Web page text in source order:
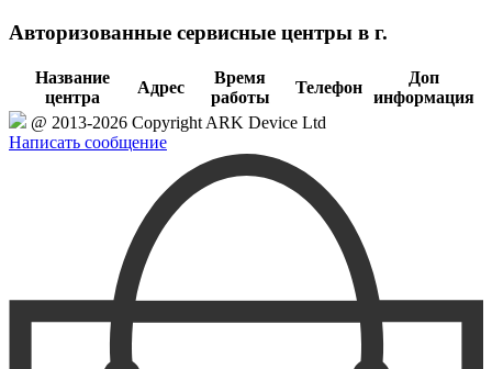
Авторизованные сервисные центры в г.
Название
центра
Адрес
Время
работы
Телефон
Доп
информация
@ 2013-2026 Copyright ARK Device Ltd
Написать сообщение